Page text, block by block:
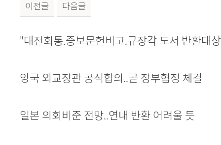
이전글 다음글
본문
"대전회통.증보문헌비고.규장각 도서 반환대
양국 외교장관 공식합의..곧 정부협정 체결
일본 의회비준 전망..연내 반환 어려울 듯